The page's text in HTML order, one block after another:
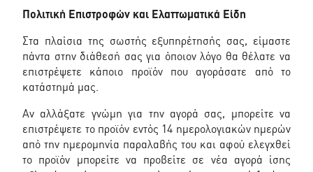
Πολιτική Επιστροφών και Ελαττωματικά Είδη
Στα πλαίσια της σωστής εξυπηρέτησής σας, είμαστε
πάντα στην διάθεσή σας για όποιον λόγο θα θέλατε να
επιστρέψετε κάποιο προϊόν που αγοράσατε από το
κατάστημά μας.
Αν αλλάξατε γνώμη για την αγορά σας, μπορείτε να
επιστρέψετε το προϊόν εντός 14 ημερολογιακών ημερών
από την ημερομηνία παραλαβής του και αφού ελεγxθεί
το προϊόν μπορείτε να προβείτε σε νέα αγορά ίσης